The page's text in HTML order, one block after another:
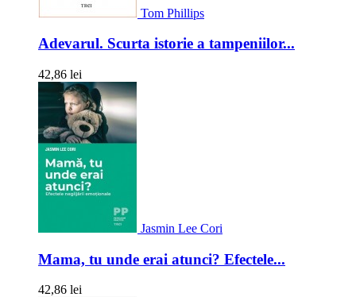
Tom Phillips
Adevarul. Scurta istorie a tampeniilor...
42,86 lei
Jasmin Lee Cori
Mama, tu unde erai atunci? Efectele...
42,86 lei